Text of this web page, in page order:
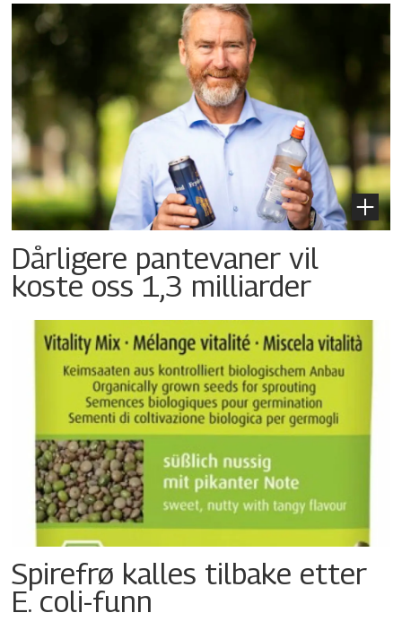
Dårligere pantevaner vil
koste oss 1,3 milliarder
Spirefrø kalles tilbake etter
E. coli-funn